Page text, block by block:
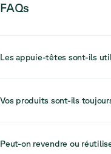
FAQs
Les appuie-têtes sont-ils
Les appuie-tête
pour la nuque et améliorent
Vos produits sont-ils
Notre stock est limité en
Peut-on revendre ou